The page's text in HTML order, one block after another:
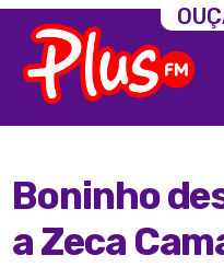
Boninho
a Zeca